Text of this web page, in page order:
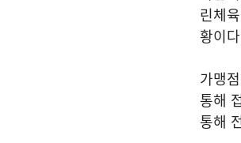
린체
황이다
가맹
통해
통해